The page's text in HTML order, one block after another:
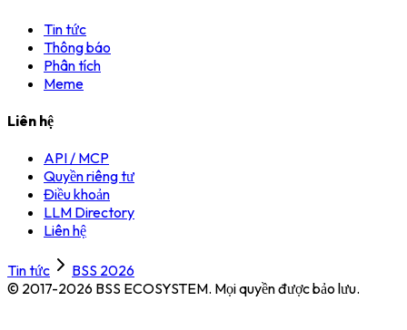
Tin tức
Thông báo
Phân tích
Meme
Liên hệ
API / MCP
Quyền riêng tư
Điều khoản
LLM Directory
Liên hệ
Tin tức
BSS 2026
© 2017-2026 BSS ECOSYSTEM. Mọi quyền được bảo lưu.